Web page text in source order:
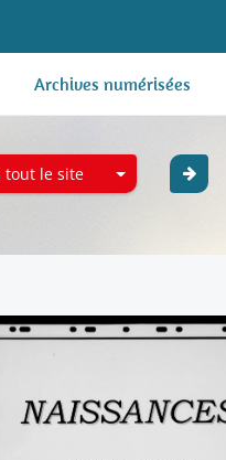
Archives numérisées
tout le site